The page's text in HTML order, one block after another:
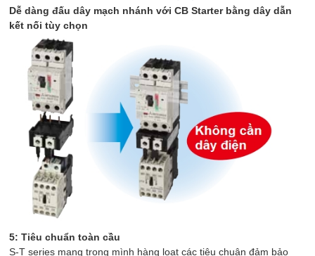
Dễ dàng đấu dây mạch nhánh với CB Starter bằng dây dẫn
kết nối tùy chọn
5: Tiêu chuẩn toàn cầu
S-T series mang trong mình hàng loạt các tiêu chuân đảm bảo